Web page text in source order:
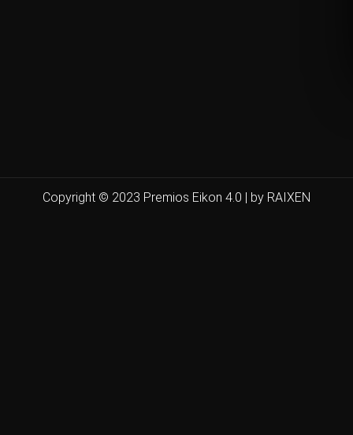
Copyright © 2023 Premios Eikon 4.0 | by RAIXEN